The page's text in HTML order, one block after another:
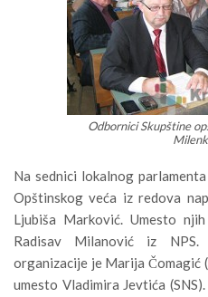
Odbornici Skupštine
Na sednici lokalnog
Opštinskog veća iz redova
Ljubiša Marković. Umesto
Radisav Milanović iz
organizacije je Marija Čomagić
umesto Vladimira Jevtića